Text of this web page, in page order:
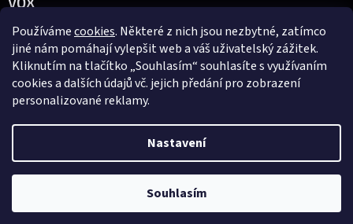
Používámecookies. Některé z nich jsou nezbytné, zatímco
jiné nám pomáhají vylepšit web a váš uživatelský zážitek.
Kliknutím na tlačítko „Souhlasím“ souhlasíte s využívaním
cookies a dalších údajů vč. jejich předání pro zobrazení
personalizované reklamy.
Nastavení
Souhlasím